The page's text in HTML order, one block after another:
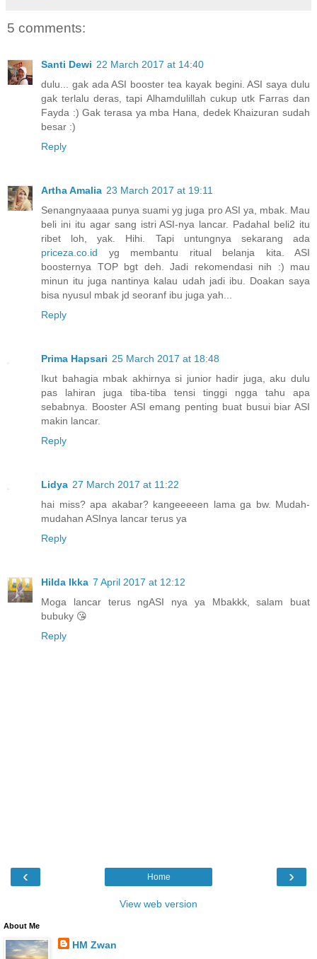
5 comments:
Santi Dewi 22 March 2017 at 14:40
dulu... gak ada ASI booster tea kayak begini. ASI saya dulu
gak terlalu deras, tapi Alhamdulillah cukup utk Farras dan
Fayda :) Gak terasa ya mba Hana, dedek Khaizuran sudah
besar :)
Reply
Artha Amalia 23 March 2017 at 19:11
Senangnyaaaa punya suami yg juga pro ASI ya, mbak. Mau
beli ini itu agar sang istri ASI-nya lancar. Padahal beli2 itu
ribet loh, yak. Hihi. Tapi untungnya sekarang ada
priceza.co.id yg membantu ritual belanja kita. ASI
boosternya TOP bgt deh. Jadi rekomendasi nih :) mau
minun itu juga nantinya kalau udah jadi ibu. Doakan saya
bisa nyusul mbak jd seoranf ibu juga yah...
Reply
Prima Hapsari 25 March 2017 at 18:48
Ikut bahagia mbak akhirnya si junior hadir juga, aku dulu
pas lahiran juga tiba-tiba tensi tinggi ngga tahu apa
sebabnya. Booster ASI emang penting buat busui biar ASI
makin lancar.
Reply
Lidya 27 March 2017 at 11:22
hai miss? apa akabar? kangeeeeen lama ga bw. Mudah-
mudahan ASInya lancar terus ya
Reply
Hilda Ikka 7 April 2017 at 12:12
Moga lancar terus ngASI nya ya Mbakkk, salam buat
bubuky 😘
Reply
‹ ›
Home
View web version
About Me
HM Zwan